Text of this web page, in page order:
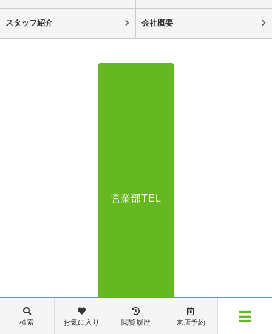
スタッフ紹介 会社概要
営業部TEL
検索 お気に入り 閲覧履歴 来店予約